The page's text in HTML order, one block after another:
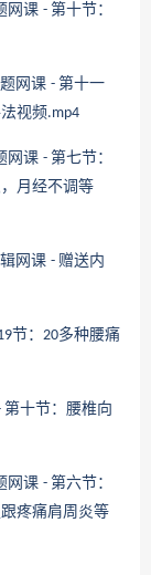
网课 - 第十节：
网课 - 第十一
视频.mp4
网课 - 第七节：
月经不调等
网课 - 赠送内
节： 20多种腰痛
第十节：腰椎向
网课 - 第六节：
疼痛肩周炎等